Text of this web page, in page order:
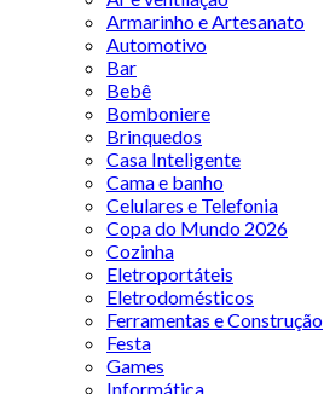
Armarinho e Artesanato
Automotivo
Bar
Bebê
Bomboniere
Brinquedos
Casa Inteligente
Cama e banho
Celulares e Telefonia
Copa do Mundo 2026
Cozinha
Eletroportáteis
Eletrodomésticos
Ferramentas e Construção
Festa
Games
Informática